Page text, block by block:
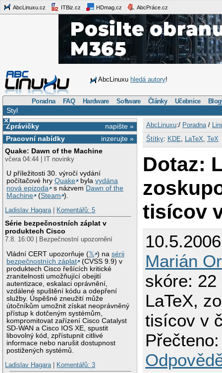
AbcLinuxu.cz ITBiz.cz HDmag.cz AbcPráce.cz
AbcLinuxu hledá autory!
Poradna FAQ Hardware Software Články Učebnice
Styl
×
napište »
Zprávičky
inzerujte »
Pracovní nabídky
Quake: Dawn of the Machine
včera 04:44 | IT novinky
U příležitosti 30. výročí vydání
počítačové hryQuake bylavydána
nová epizoda
s názvem Dawn of the
Machine
(Steam ).
Ladislav Hagara| Komentářů: 5
Série bezpečnostních záplat v
produktech Cisco
7.8. 16:00 | Bezpečnostní upozornění
Vládní CERT upozorňuje (𝕏 ) nasérii
bezpečnostních záplat
(CVSS 9.9) v
produktech Cisco řešících kritické
zranitelnosti umožňující obejití
autentizace, eskalaci oprávnění,
vzdálené spuštění kódu a odepření
služby. Úspěšné zneužití může
útočníkům umožnit získat neoprávněný
přístup k dotčeným systémům,
kompromitovat zařízení Cisco Catalyst
SD-WAN a Cisco IOS XE, spustit
libovolný kód, zpřístupnit citlivé
informace nebo narušit dostupnost
postižených systémů.
Ladislav Hagara| Komentářů: 3
AbcLinuxu:/ Poradna/
Štítky: KDE LaTeX TeX
Dotaz:
tisícov
Marián
skóre: 22
LaTeX,
tisícov v